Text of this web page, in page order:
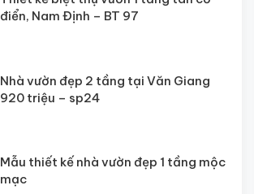
điển, Nam Định – BT 97
Nhà vườn đẹp 2 tầng tại Văn Giang
920 triệu – sp24
Mẫu thiết kế nhà vườn đẹp 1 tầng mộc
mạc